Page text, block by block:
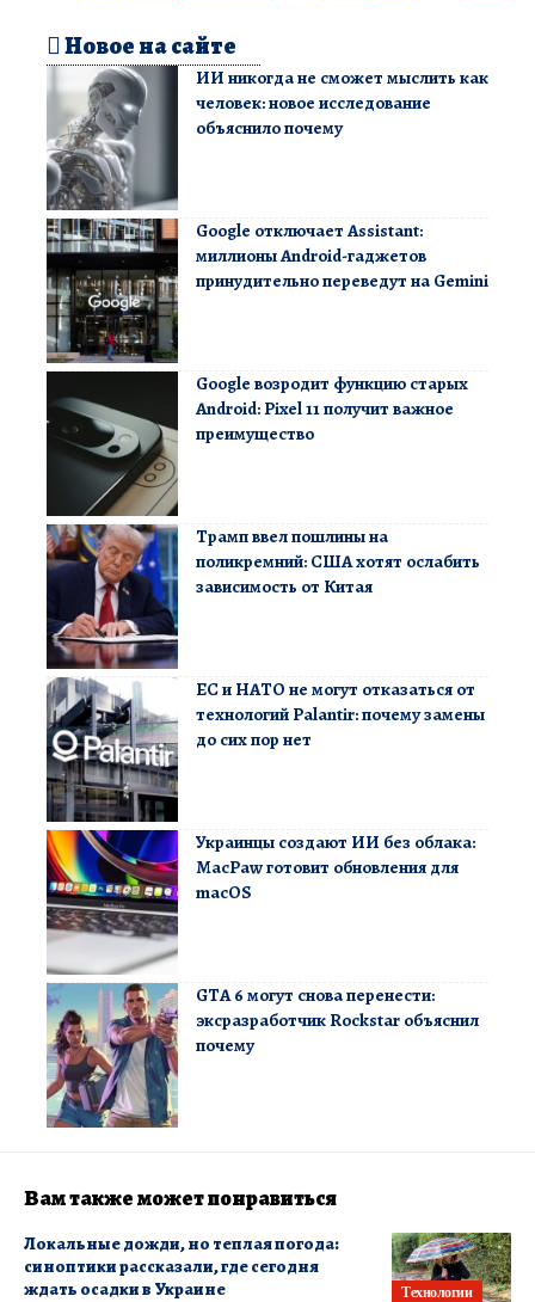
Новое на сайте
ИИ никогда не сможет мыслить как
человек: новое исследование
объяснило почему
Google отключает Assistant:
миллионы Android-гаджетов
принудительно переведут на Gemini
Google возродит функцию старых
Android: Pixel 11 получит важное
преимущество
Трамп ввел пошлины на
поликремний: США хотят ослабить
зависимость от Китая
ЕС и НАТО не могут отказаться от
технологий Palantir: почему замены
до сих пор нет
Украинцы создают ИИ без облака:
MacPaw готовит обновления для
macOS
GTA 6 могут снова перенести:
эксразработчик Rockstar объяснил
почему
Вам также может понравиться
Технологии
Локальные дожди, но теплая погода:
синоптики рассказали, где сегодня
ждать осадки в Украине